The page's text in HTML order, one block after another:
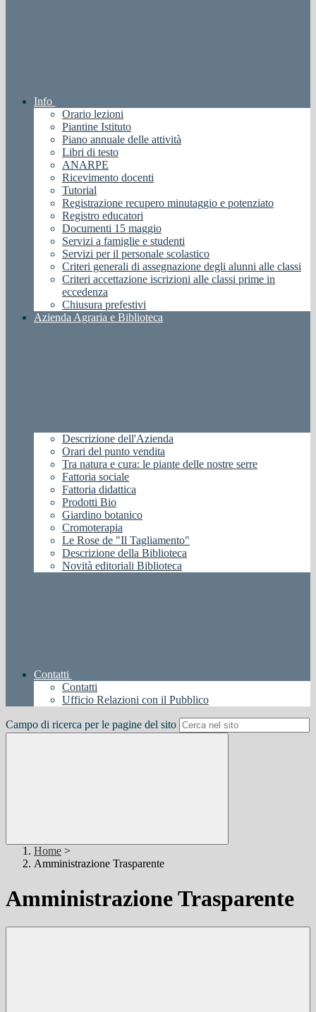
Info
Orario lezioni
Piantine Istituto
Piano annuale delle attività
Libri di testo
ANARPE
Ricevimento docenti
Tutorial
Registrazione recupero minutaggio e potenziato
Registro educatori
Documenti 15 maggio
Servizi a famiglie e studenti
Servizi per il personale scolastico
Criteri generali di assegnazione degli alunni alle classi
Criteri accettazione iscrizioni alle classi prime in
eccedenza
Chiusura prefestivi
Azienda Agraria e Biblioteca
Descrizione dell'Azienda
Orari del punto vendita
Tra natura e cura: le piante delle nostre serre
Fattoria sociale
Fattoria didattica
Prodotti Bio
Giardino botanico
Cromoterapia
Le Rose de "Il Tagliamento"
Descrizione della Biblioteca
Novità editoriali Biblioteca
Contatti
Contatti
Ufficio Relazioni con il Pubblico
Campo di ricerca per le pagine del sito
Home >
Amministrazione Trasparente
Amministrazione Trasparente